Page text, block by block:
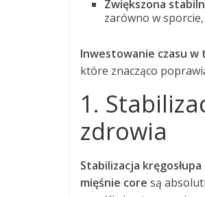
Zwiększona
zarówno w
Inwestowanie czasu w
które znacząco
1.
zdrowia
Stabilizacja kręgosłupa
mięśnie core są